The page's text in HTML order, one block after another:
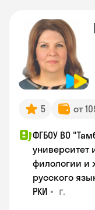
5 от
ФГБОУ ВО
университет
филологии и
русского
РКИ • г.